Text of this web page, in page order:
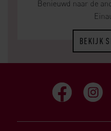
Benieuwd naar de
BEKIJK